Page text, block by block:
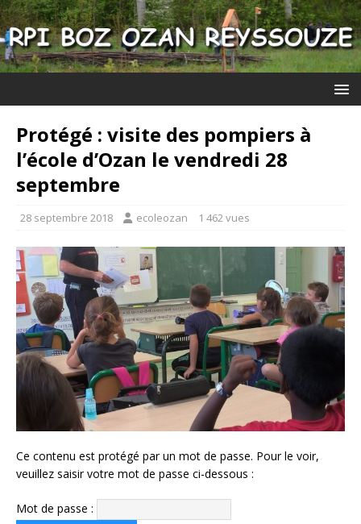
Protégé : visite des pompiers à
l’école d’Ozan le vendredi 28
septembre
28 septembre 2018 ecoleozan 1 462 vues
Ce contenu est protégé par un mot de passe. Pour le voir,
veuillez saisir votre mot de passe ci-dessous :
Mot de passe :